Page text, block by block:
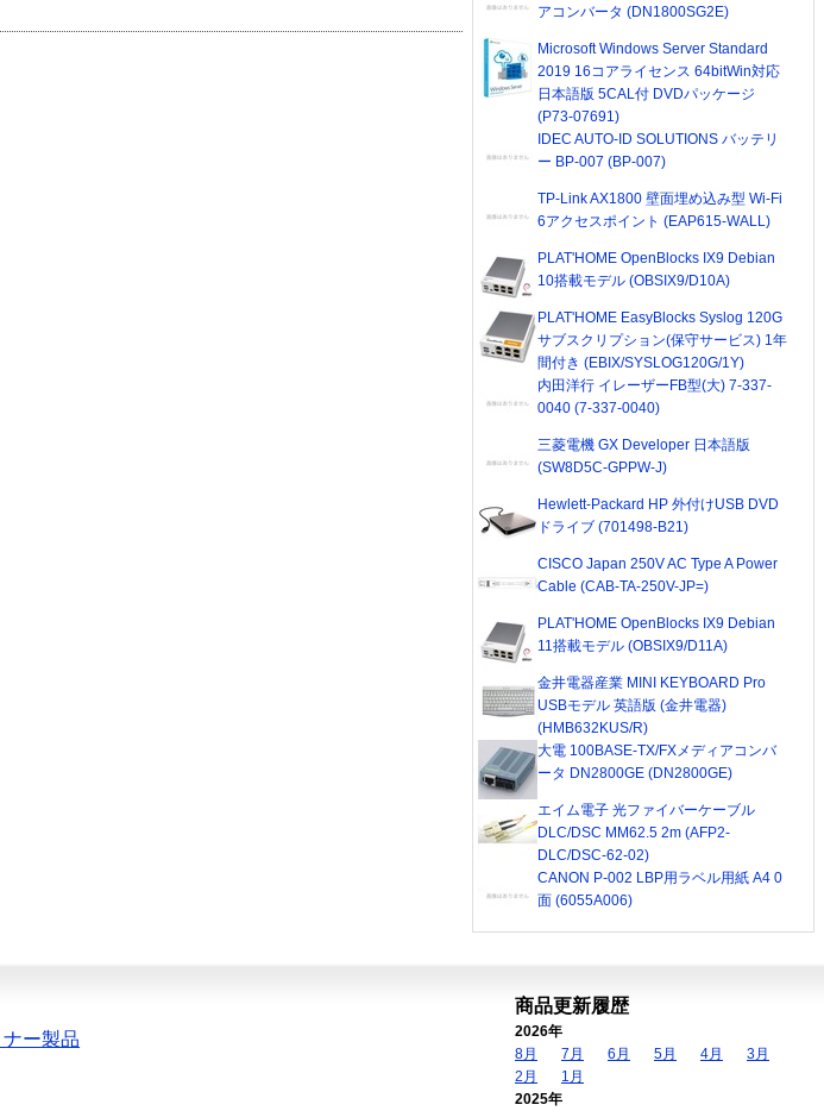
アコンバータ (DN1800SG2E)
Microsoft Windows Server Standard
2019 16コアライセンス 64bitWin対応
日本語版 5CAL付 DVDパッケージ
(P73-07691)
IDEC AUTO-ID SOLUTIONS バッテリ
ー BP-007 (BP-007)
TP-Link AX1800 壁面埋め込み型 Wi-Fi
6アクセスポイント (EAP615-WALL)
PLAT'HOME OpenBlocks IX9 Debian
10搭載モデル (OBSIX9/D10A)
PLAT'HOME EasyBlocks Syslog 120G
サブスクリプション(保守サービス) 1年
間付き (EBIX/SYSLOG120G/1Y)
内田洋行 イレーザーFB型(大) 7-337-
0040 (7-337-0040)
三菱電機 GX Developer 日本語版
(SW8D5C-GPPW-J)
Hewlett-Packard HP 外付けUSB DVD
ドライブ (701498-B21)
CISCO Japan 250V AC Type A Power
Cable (CAB-TA-250V-JP=)
PLAT'HOME OpenBlocks IX9 Debian
11搭載モデル (OBSIX9/D11A)
金井電器産業 MINI KEYBOARD Pro
USBモデル 英語版 (金井電器)
(HMB632KUS/R)
大電 100BASE-TX/FXメディアコンバ
ータ DN2800GE (DN2800GE)
エイム電子 光ファイバーケーブル
DLC/DSC MM62.5 2m (AFP2-
DLC/DSC-62-02)
CANON P-002 LBP用ラベル用紙 A4 0
面 (6055A006)
ー製品
商品更新履歴
2026年
8月
7月 6月 5月 4月
3月
2月
1月
2025年